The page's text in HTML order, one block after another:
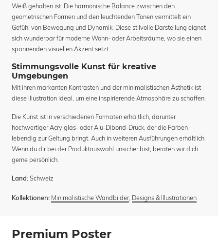
Weiß gehalten ist. Die harmonische Balance zwischen den
geometrischen Formen und den leuchtenden Tönen vermittelt ein
Gefühl von Bewegung und Dynamik. Diese stilvolle Darstellung eignet
sich wunderbar für moderne Wohn- oder Arbeitsräume, wo sie einen
spannenden visuellen Akzent setzt.
Stimmungsvolle Kunst für kreative
Umgebungen
Mit ihren markanten Kontrasten und der minimalistischen Ästhetik ist
diese Illustration ideal, um eine inspirierende Atmosphäre zu schaffen.
Die Kunst ist in verschiedenen Formaten erhältlich, darunter
hochwertiger Acrylglas- oder Alu-Dibond-Druck, der die Farben
lebendig zur Geltung bringt. Auch in weiteren Ausführungen erhältlich.
Wenn du dir bei der Produktauswahl unsicher bist, beraten wir dich
gerne persönlich.
Land: Schweiz
Kollektionen: Minimalistische Wandbilder, Designs & Illustrationen
Premium Poster